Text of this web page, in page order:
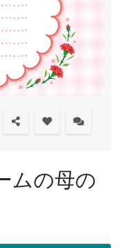
ムの母の